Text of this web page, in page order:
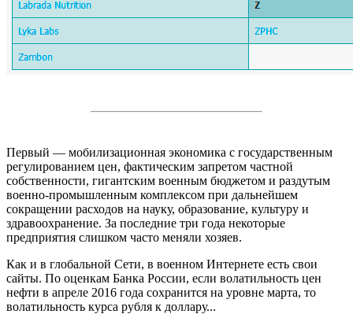
Первый — мобилизационная экономика с государственным
регулированием цен, фактическим запретом частной
собственности, гигантским военным бюджетом и раздутым
военно-промышленным комплексом при дальнейшем
сокращении расходов на науку, образование, культуру и
здравоохранение. За последние три года некоторые
предприятия слишком часто меняли хозяев.
Как и в глобальной Сети, в военном Интернете есть свои
сайты. По оценкам Банка России, если волатильность цен
нефти в апреле 2016 года сохранится на уровне марта, то
волатильность курса рубля к доллару...